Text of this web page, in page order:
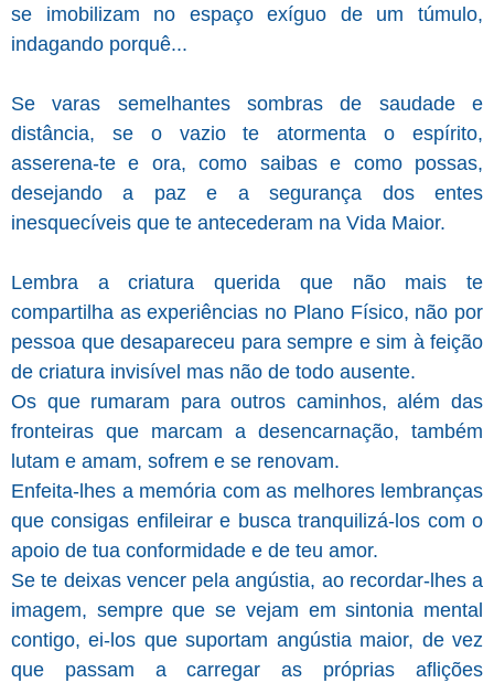
se imobilizam no espaço exíguo de um túmulo,
indagando porquê...
Se varas semelhantes sombras de saudade e
distância, se o vazio te atormenta o espírito,
asserena-te e ora, como saibas e como possas,
desejando a paz e a segurança dos entes
inesquecíveis que te antecederam na Vida Maior.
Lembra a criatura querida que não mais te
compartilha as experiências no Plano Físico, não por
pessoa que desapareceu para sempre e sim à feição
de criatura invisível mas não de todo ausente.
Os que rumaram para outros caminhos, além das
fronteiras que marcam a desencarnação, também
lutam e amam, sofrem e se renovam.
Enfeita-lhes a memória com as melhores lembranças
que consigas enfileirar e busca tranquilizá-los com o
apoio de tua conformidade e de teu amor.
Se te deixas vencer pela angústia, ao recordar-lhes a
imagem, sempre que se vejam em sintonia mental
contigo, ei-los que suportam angústia maior, de vez
que passam a carregar as próprias aflições